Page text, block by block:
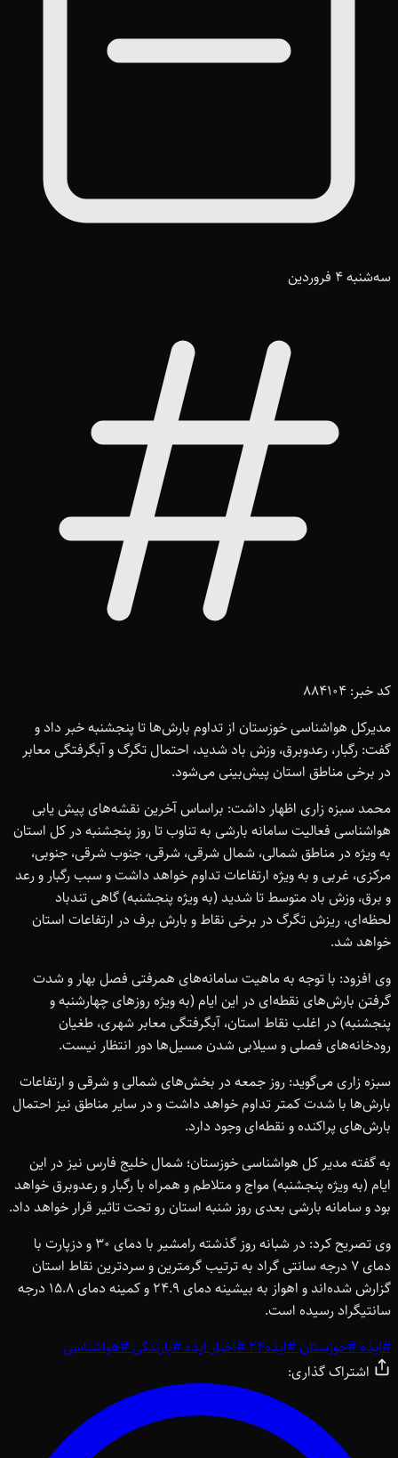
سه‌شنبه 4 فروردین
کد خبر: 884104
مدیرکل هواشناسی خوزستان از تداوم بارش‌ها تا پنجشنبه خبر داد و
گفت: رگبار، رعدوبرق، وزش باد شدید، احتمال تگرگ و آبگرفتگی معابر
در برخی مناطق استان پیش‌بینی می‌شود.
محمد سبزه زاری اظهار داشت: براساس آخرین نقشه‌های پیش یابی
هواشناسی فعالیت سامانه بارشی به تناوب تا روز پنجشنبه در کل استان
به ویژه در مناطق شمالی، شمال شرقی، شرقی، جنوب شرقی، جنوبی،
مرکزی، غربی و به ویژه ارتفاعات تداوم خواهد داشت و سبب رگبار و رعد
و برق، وزش باد متوسط تا شدید (به ویژه پنجشنبه) گاهی تندباد
لحظه‌ای، ریزش تگرگ در برخی نقاط و بارش برف در ارتفاعات استان
خواهد شد.
وی افزود: با توجه به ماهیت سامانه‌های همرفتی فصل بهار و شدت
گرفتن بارش‌های نقطه‌ای در این ایام (به ویژه روز‌های چهارشنبه و
پنجشنبه) در اغلب نقاط استان، آبگرفتگی معابر شهری، طغیان
رودخانه‌های فصلی و سیلابی شدن مسیل‌ها دور انتظار نیست.
سبزه زاری می‌گوید: روز جمعه در بخش‌های شمالی و شرقی و ارتفاعات
بارش‌ها با شدت کمتر تداوم خواهد داشت و در سایر مناطق نیز احتمال
بارش‌های پراکنده و نقطه‌ای وجود دارد.
به گفته مدیر کل هواشناسی خوزستان؛ شمال خلیج فارس نیز در این
ایام (به ویژه پنجشنبه) مواج و متلاطم و همراه با رگبار و رعدوبرق خواهد
بود و سامانه بارشی بعدی روز شنبه استان رو تحت تاثیر قرار خواهد داد.
وی تصریح کرد: در شبانه روز گذشته رامشیر با دمای 30 و دزپارت با
دمای 7 درجه سانتی گراد به ترتیب گرمترین و سردترین نقاط استان
گزارش شده‌اند و اهواز به بیشینه دمای 24.9 و کمینه دمای 15.8 درجه
سانتیگراد رسیده است.
#ایذه#خوزستان#ایذه24 #اخبار ایذه#بارندگی#هواشناسی
اشتراک گذاری: